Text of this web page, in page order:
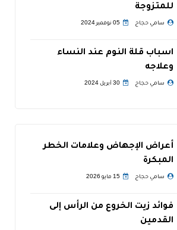
للمتزوجة
سامي حجاج 05 نوفمبر 2024
اسباب قلة النوم عند النساء
وعلاجه
سامي حجاج 30 أبريل 2024
أعراض الإجهاض وعلامات الخطر
المبكرة
سامي حجاج 15 مايو 2026
فوائد زيت الخروع من الرأس إلى
القدمين